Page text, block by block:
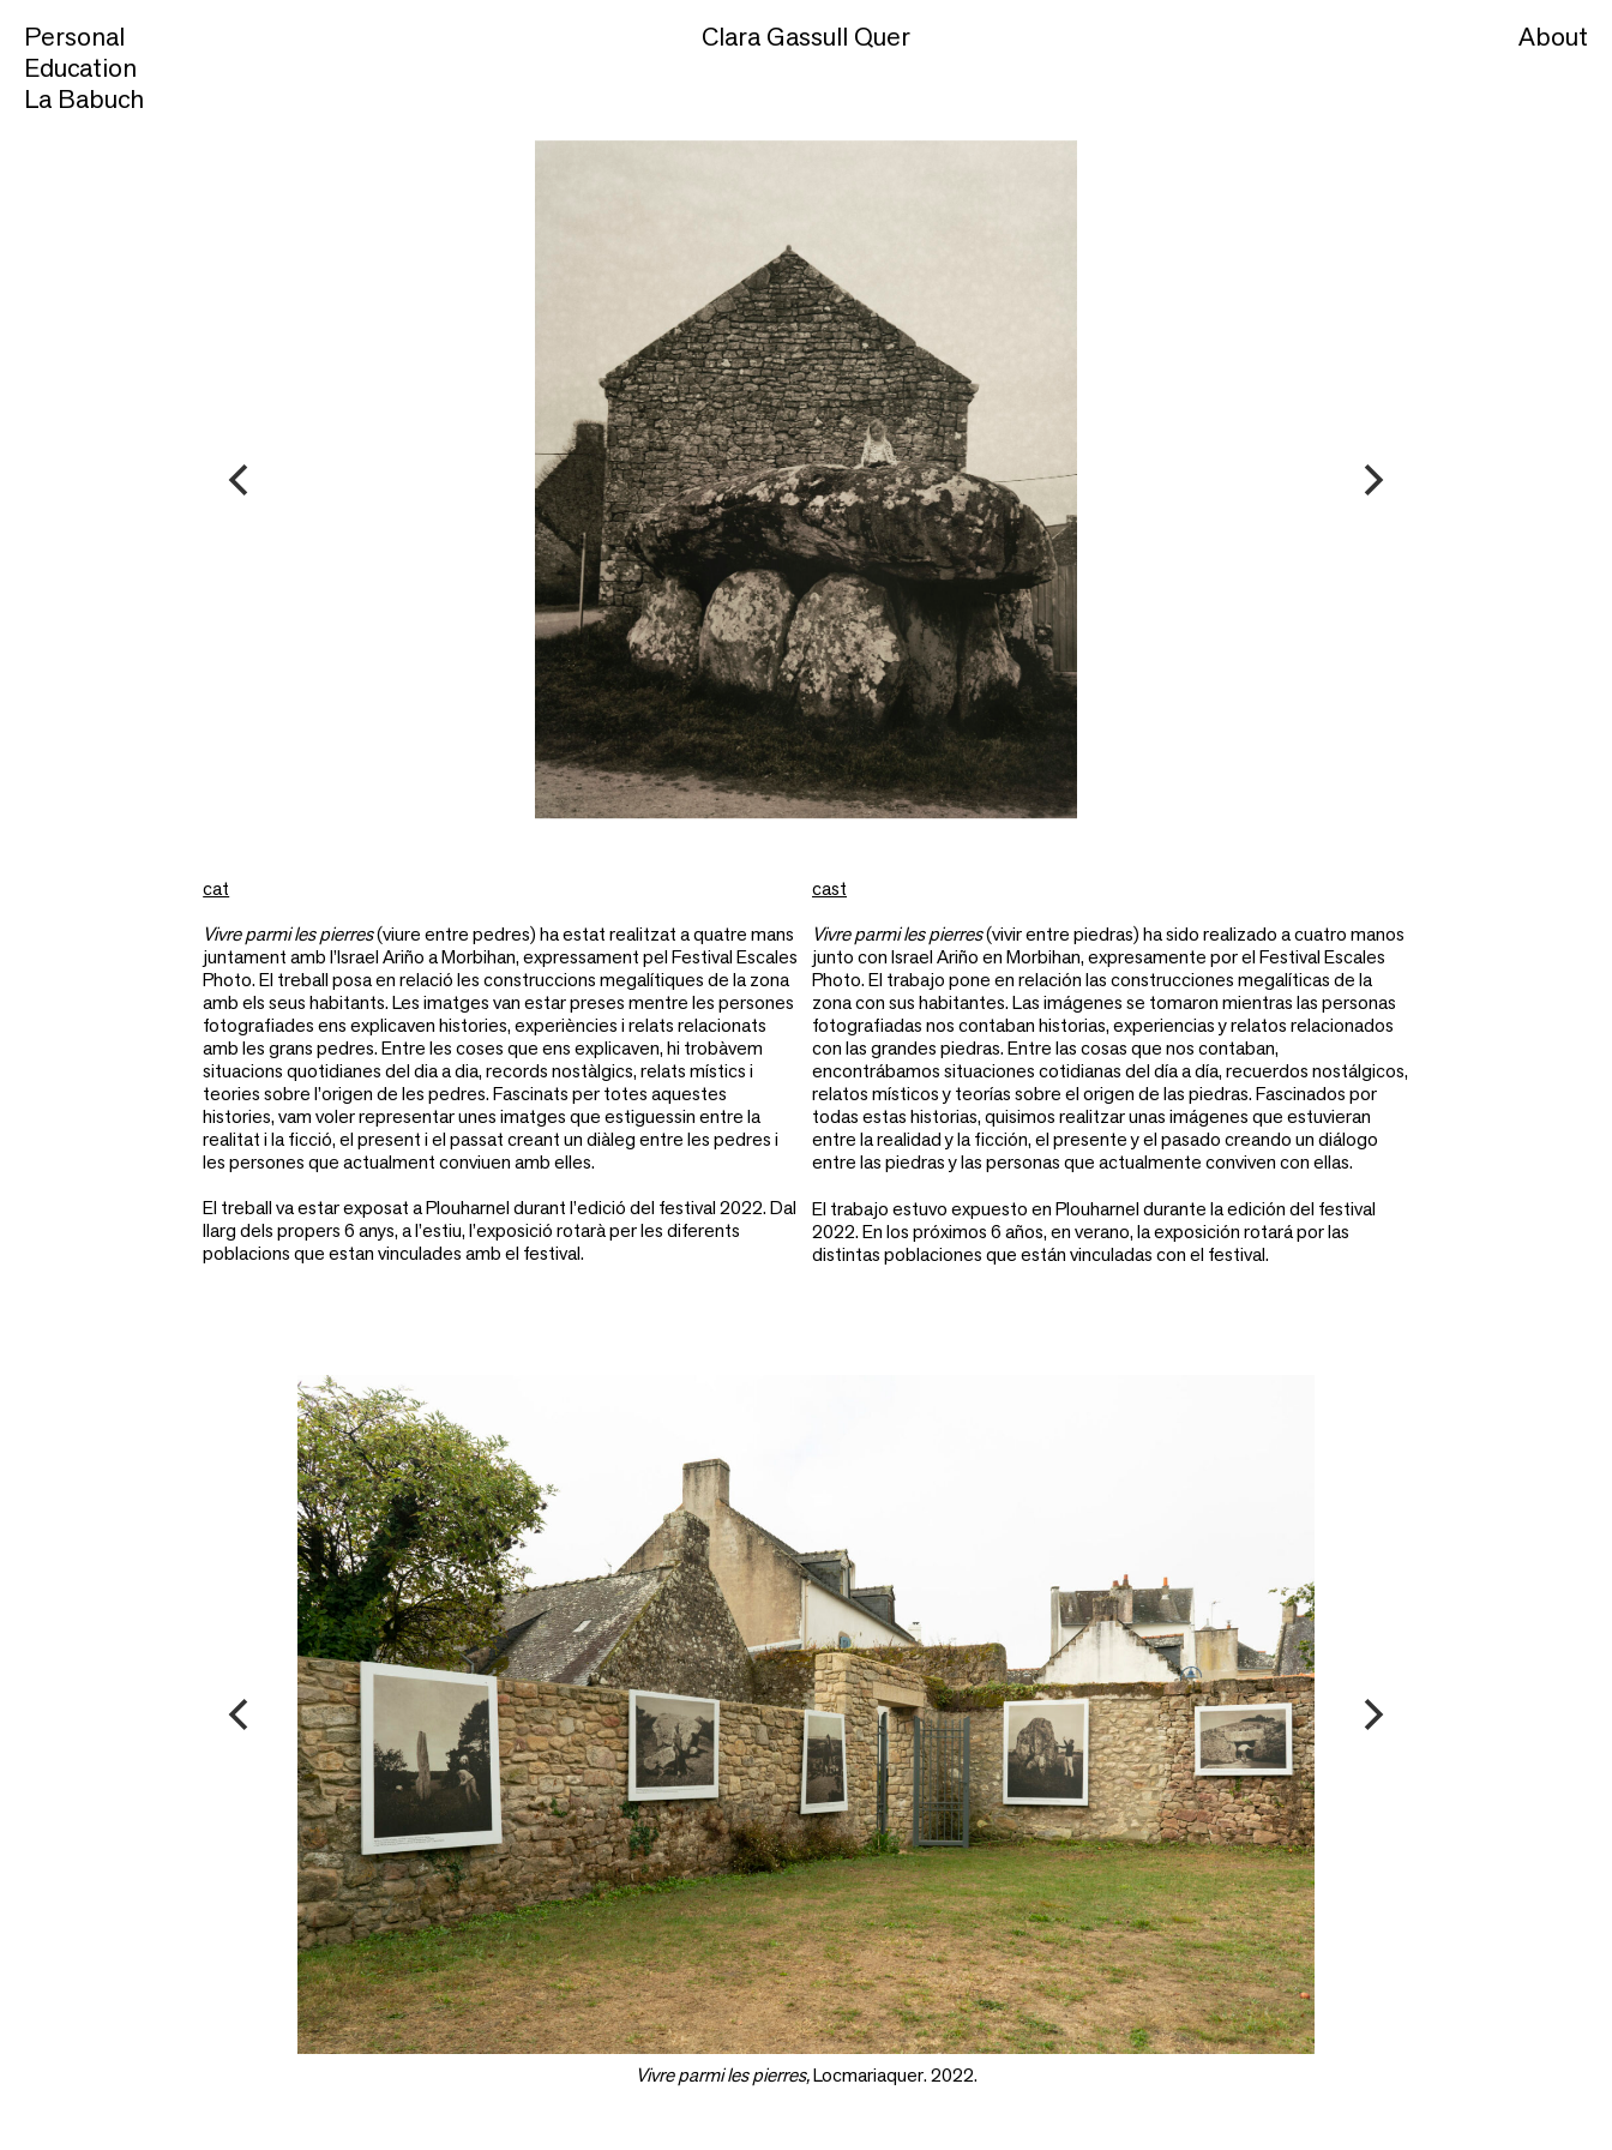
Personal
Education
La Babuch
Clara Gassull Quer About
cat
Vivre parmi les pierres(viure entre pedres) ha estat realitzat a quatre mans
juntament amb l’Israel Ariño a Morbihan, expressament pel Festival Escales
Photo. El treball posa en relació les construccions megalítiques de la zona
amb els seus habitants. Les imatges van estar preses mentre les persones
fotografiades ens explicaven histories, experiències i relats relacionats
amb les grans pedres. Entre les coses que ens explicaven, hi trobàvem
situacions quotidianes del dia a dia, records nostàlgics, relats místics i
teories sobre l’origen de les pedres. Fascinats per totes aquestes
histories, vam voler representar unes imatges que estiguessin entre la
realitat i la ficció, el present i el passat creant un diàleg entre les pedres i
les persones que actualment conviuen amb elles.
El treball va estar exposat a Plouharnel durant l’edició del festival 2022. Dal
llarg dels propers 6 anys, a l’estiu, l’exposició rotarà per les diferents
poblacions que estan vinculades amb el festival.
cast
Vivre parmi les pierres(vivir entre piedras) ha sido realizado a cuatro manos
junto con Israel Ariño en Morbihan, expresamente por el Festival Escales
Photo. El trabajo pone en relación las construcciones megalíticas de la
zona con sus habitantes. Las imágenes se tomaron mientras las personas
fotografiadas nos contaban historias, experiencias y relatos relacionados
con las grandes piedras. Entre las cosas que nos contaban,
encontrábamos situaciones cotidianas del día a día, recuerdos nostálgicos,
relatos místicos y teorías sobre el origen de las piedras. Fascinados por
todas estas historias, quisimos realitzar unas imágenes que estuvieran
entre la realidad y la ficción, el presente y el pasado creando un diálogo
entre las piedras y las personas que actualmente conviven con ellas.
El trabajo estuvo expuesto en Plouharnel durante la edición del festival
2022. En los próximos 6 años, en verano, la exposición rotará por las
distintas poblaciones que están vinculadas con el festival.
Vivre parmi les pierres, Locmariaquer. 2022.